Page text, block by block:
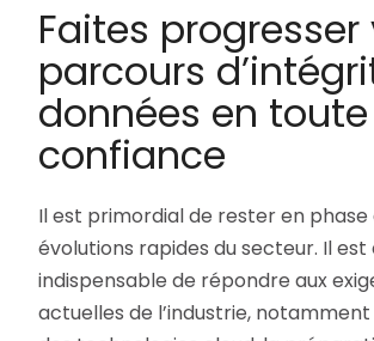
Faites progresser
parcours
données en toute
confiance
Il est primordial de rester en phase
évolutions rapides du secteur. Il
indispensable de répondre aux
actuelles de l’industrie,